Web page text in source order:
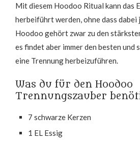
Mit diesem Hoodoo Ritual kann das
herbeiführt werden, ohne dass
Hoodoo gehört zwar zu den
es findet aber immer den besten und
eine Trennung herbeizuführen.
Was du für den Hoodoo
Trennungszauber
7 schwarze Kerzen
1 EL Essig